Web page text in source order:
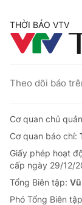
THỜI BÁO VTV
Theo dõi báo
Cơ quan chủ
Cơ quan báo chí:
Giấy phép hoạt
cấp ngày 29/12/
Tổng Biên tập:
Phó Tổng Biên